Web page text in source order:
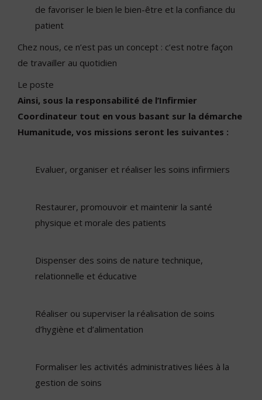
de favoriser le bien le bien-être et la confiance du
patient
Chez nous, ce n’est pas un concept : c’est notre façon
de travailler au quotidien
Le poste
Ainsi, sous la responsabilité de l’Infirmier
Coordinateur tout en vous basant sur la démarche
Humanitude, vos missions seront les suivantes :
Evaluer, organiser et réaliser les soins infirmiers
Restaurer, promouvoir et maintenir la santé
physique et morale des patients
Dispenser des soins de nature technique,
relationnelle et éducative
Réaliser ou superviser la réalisation de soins
d’hygiène et d’alimentation
Formaliser les activités administratives liées à la
gestion de soins